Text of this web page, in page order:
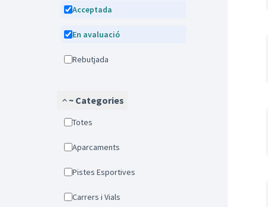
Acceptada
En avaluació
Rebutjada
~ Categories
Totes
Aparcaments
Pistes Esportives
Carrers i Vials